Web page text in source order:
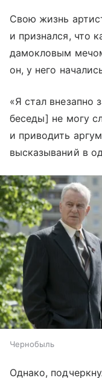
Свою жизнь
и признался, что
дамокловым
он, у него
«Я стал внезапно
беседы] не могу
и приводить
высказываний в
Чернобыль
Однако,